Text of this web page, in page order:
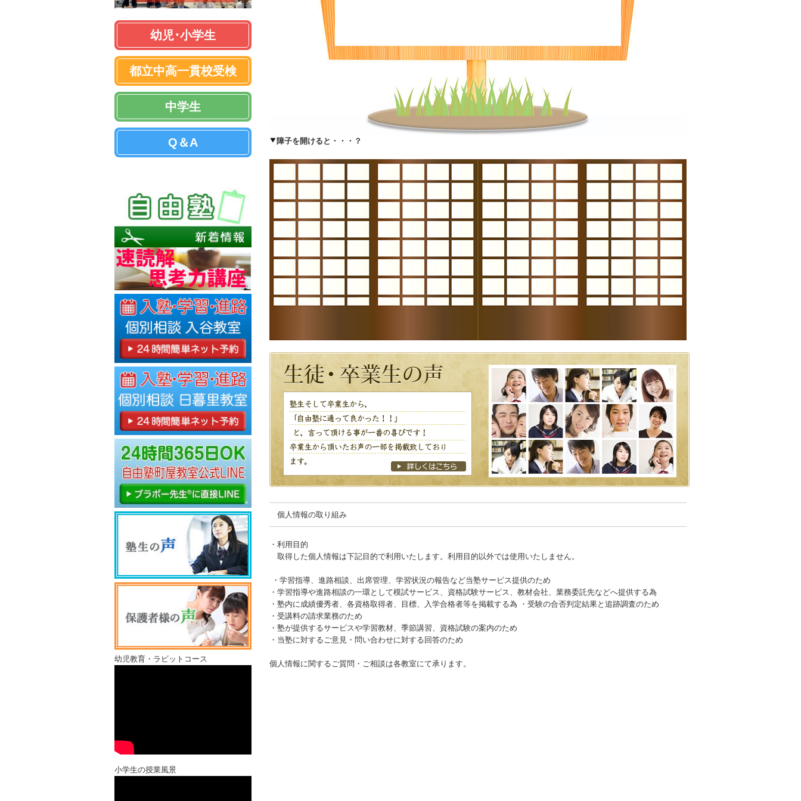
障子を開けると・・・？
個人情報の取り組み
・利用目的
取得した個人情報は下記目的で利用いたします。利用目的以外では使用いたしません。
・学習指導、進路相談、出席管理、学習状況の報告など当塾サービス提供のため
・学習指導や進路相談の一環として模試サービス、資格試験サービス、教材会社、業務委託先などへ提供する為
・塾内に成績優秀者、各資格取得者、目標、入学合格者等を掲載する為 ・受験の合否判定結果と追跡調査のため
・受講料の請求業務のため
・塾が提供するサービスや学習教材、季節講習、資格試験の案内のため
・当塾に対するご意見・問い合わせに対する回答のため
個人情報に関するご質問・ご相談は各教室にて承ります。
幼児･小学生
都立中高一貫校受検
中学生
Q＆A
幼児教育・ラビットコース
小学生の授業風景